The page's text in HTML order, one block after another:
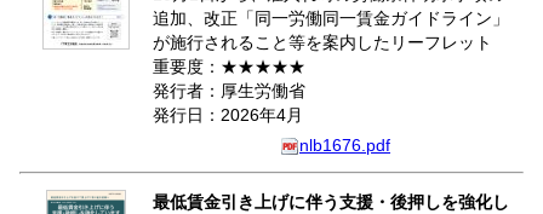
追加、改正「同一労働同一賃金ガイドライン」
が施行されること等を案内したリーフレット
重要度：★★★★★
発行者：厚生労働省
発行日：2026年4月
nlb1676.pdf
最低賃金引き上げに伴う支援・後押しを強化し